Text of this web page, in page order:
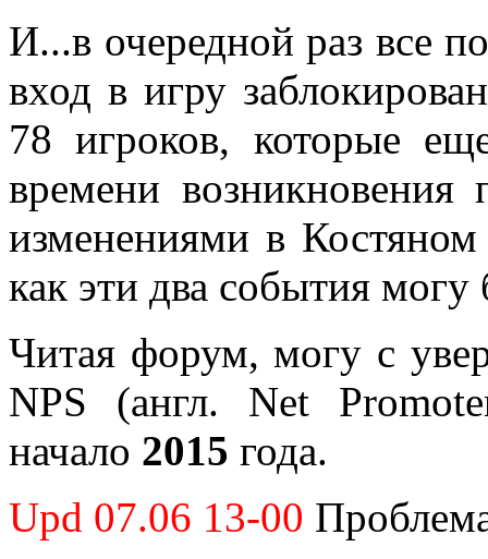
И...в очередной раз все
вход в игру
78 игроков, которые
времени
изменениями в
как эти два события могу
Читая форум, могу с
NPS (англ. Net
начало 2015 года.
Upd 07.06 13-00